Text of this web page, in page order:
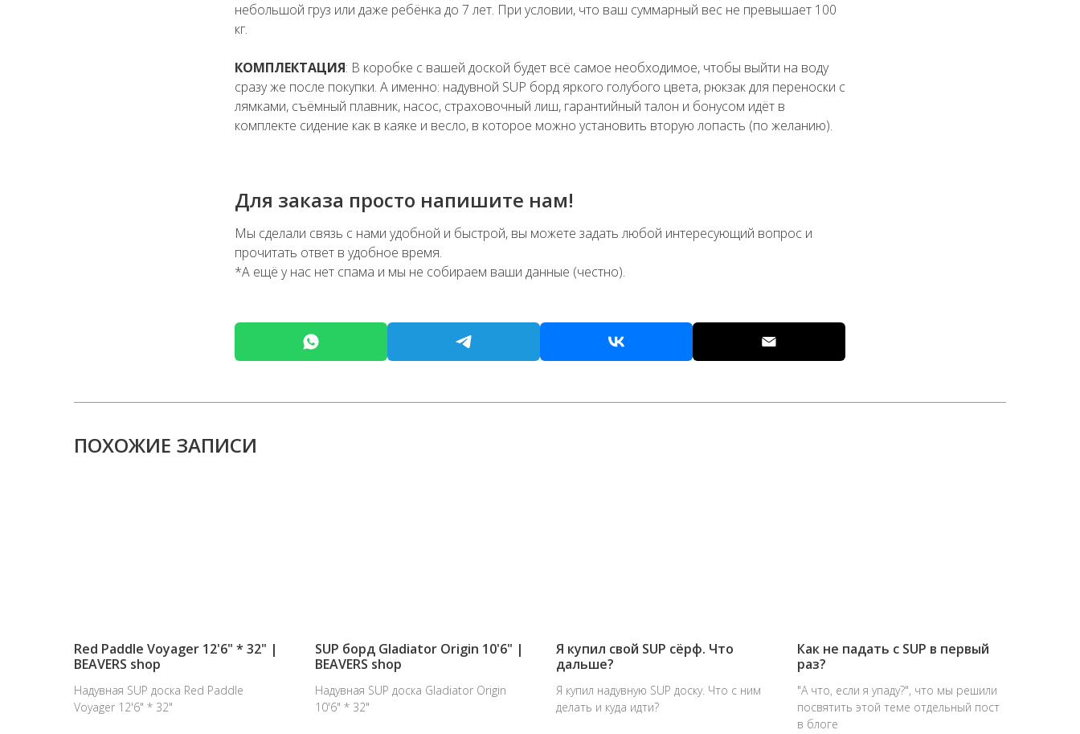
небольшой груз или даже ребёнка до 7 лет. При условии, что ваш суммарный вес не превышает 100
кг.
КОМПЛЕКТАЦИЯ: В коробке с вашей доской будет всё самое необходимое, чтобы выйти на воду
сразу же после покупки. А именно: надувной SUP борд яркого голубого цвета, рюкзак для переноски с
лямками, съёмный плавник, насос, страховочный лиш, гарантийный талон и бонусом идёт в
комплекте сидение как в каяке и весло, в которое можно установить вторую лопасть (по желанию).
Для заказа просто напишите нам!
Мы сделали связь с нами удобной и быстрой, вы можете задать любой интересующий вопрос и
прочитать ответ в удобное время.
*А ещё у нас нет спама и мы не собираем ваши данные (честно).
ПОХОЖИЕ ЗАПИСИ
Red Paddle Voyager 12'6" * 32" |
BEAVERS shop
Надувная SUP доска Red Paddle
Voyager 12'6" * 32"
SUP борд Gladiator Origin 10'6"​ |
BEAVERS shop
Надувная SUP доска Gladiator Origin
10'6" * 32"​
Я купил свой SUP сёрф. Что
дальше?
Я купил надувную SUP доску. Что с ним
делать и куда идти?
Как не падать с SUP в первый
раз?
"А что, если я упаду?", что мы решили
посвятить этой теме отдельный пост
в блоге